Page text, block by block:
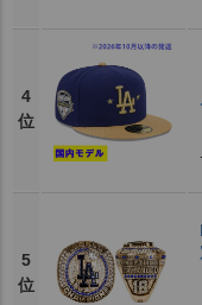
4
位
5
位